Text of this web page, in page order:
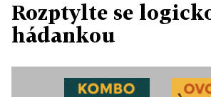
Rozptylte se
hádankou